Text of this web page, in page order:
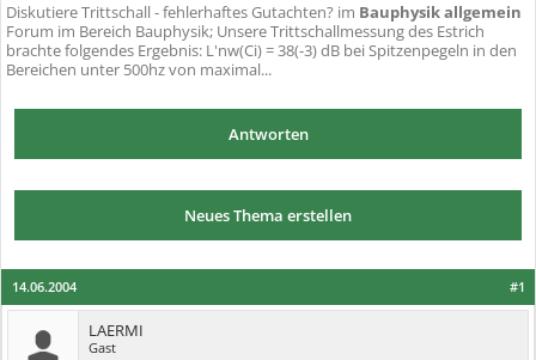
DiskutiereTrittschall - fehlerhaftes Gutachten? im Bauphysik allgemein
Forum im Bereich Bauphysik; Unsere Trittschallmessung des Estrich
brachte folgendes Ergebnis: L'nw(Ci) = 38(-3) dB bei Spitzenpegeln in den
Bereichen unter 500hz von maximal...
Antworten
Neues Thema erstellen
#1
14.06.2004
LAERMI
Gast